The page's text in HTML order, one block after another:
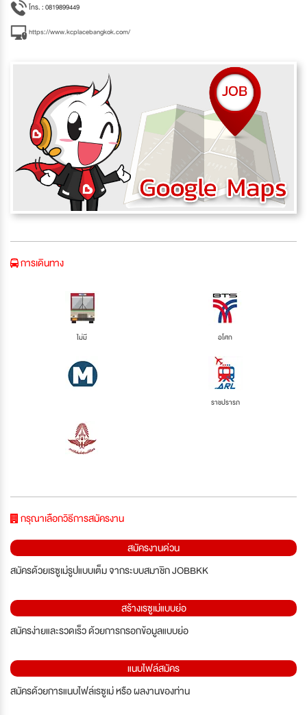
โทร. : 0819899449
https://www.kcplacebangkok.com/
การเดินทาง
ไม่มี อโศก
ราชปรารภ
กรุณาเลือกวิธีการสมัครงาน
สมัครงานด่วน
สมัครด้วยเรซูเม่รูปแบบเต็ม จากระบบสมาชิก JOBBKK
สร้างเรซูเม่แบบย่อ
สมัครง่ายและรวดเร็ว ด้วยการกรอกข้อมูลแบบย่อ
แนบไฟล์สมัคร
สมัครด้วยการแนบไฟล์เรซูเม่ หรือ ผลงานของท่าน